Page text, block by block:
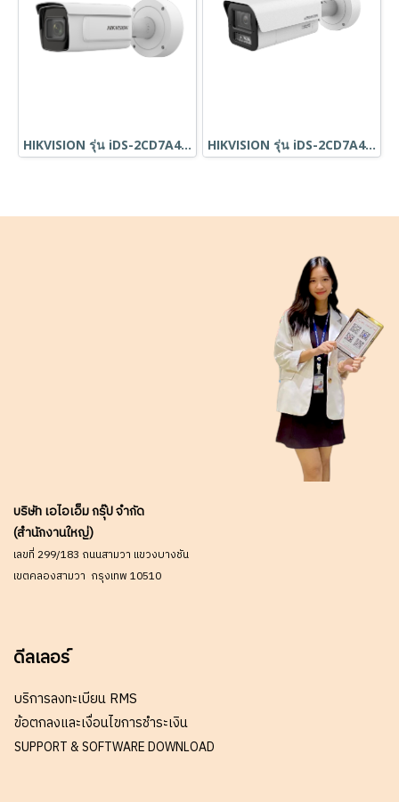
HIKVISION รุ่น iDS-2CD7A46G0-IZHS HIKVISION รุ่น iDS-2CD7A46G2/V-XZHS(Y)
บริษัท เอไอเอ็ม กรุ๊ป จำกัด
(สำนักงานใหญ่)
เลขที่ 299/183 ถนนสามวา แขวงบางชัน
เขตคลองสามวา กรุงเทพ 10510
ดีลเลอร์
บริการลงทะเบียน RMS
ข้อตกลงและเงื่อนไขการชำระเงิน
SUPPORT & SOFTWARE DOWNLOAD